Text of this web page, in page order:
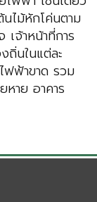
ไม้หักโค่นตาม
เจ้าหน้าที่การ
นในแต่ละ
ฟฟ้าขาด รวม
หาย อาคาร